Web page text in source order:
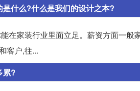
什么?什么是我们的设计之本?
在家装行业里面立足。薪资方面一
客户,往...
累?